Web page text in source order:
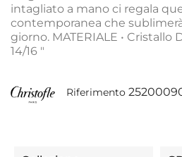
intagliato a mano ci regala
contemporanea che
giorno. MATERIALE • Cristallo
14/16 "
Riferimento